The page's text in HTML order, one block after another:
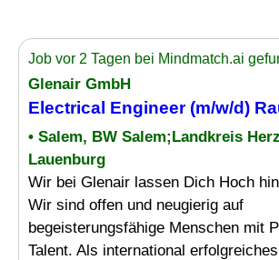
Job vor 2 Tagen bei Mindmatch.ai
Glenair GmbH
Electrical Engineer(m/w/d)
• Salem, BW Salem;Landkreis
Lauenburg
Wir bei Glenair lassen Dich Hoch
Wir sind offen und neugierig auf
begeisterungsfähige Menschen mit
Talent. Als international